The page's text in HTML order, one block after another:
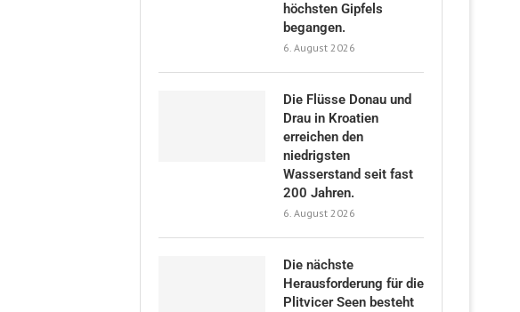
höchsten Gipfels
begangen.
6. August 2026
Die Flüsse Donau und
Drau in Kroatien
erreichen den
niedrigsten
Wasserstand seit fast
200 Jahren.
6. August 2026
Die nächste
Herausforderung für die
Plitvicer Seen besteht